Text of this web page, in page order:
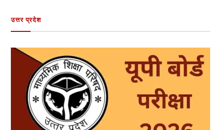
उत्तर प्रदेश